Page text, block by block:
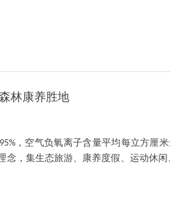
林康养胜地
95%，空气负氧离子含量平均每立方厘米
念，集生态旅游、康养度假、运动休